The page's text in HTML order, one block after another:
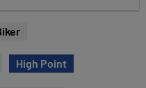
High Point